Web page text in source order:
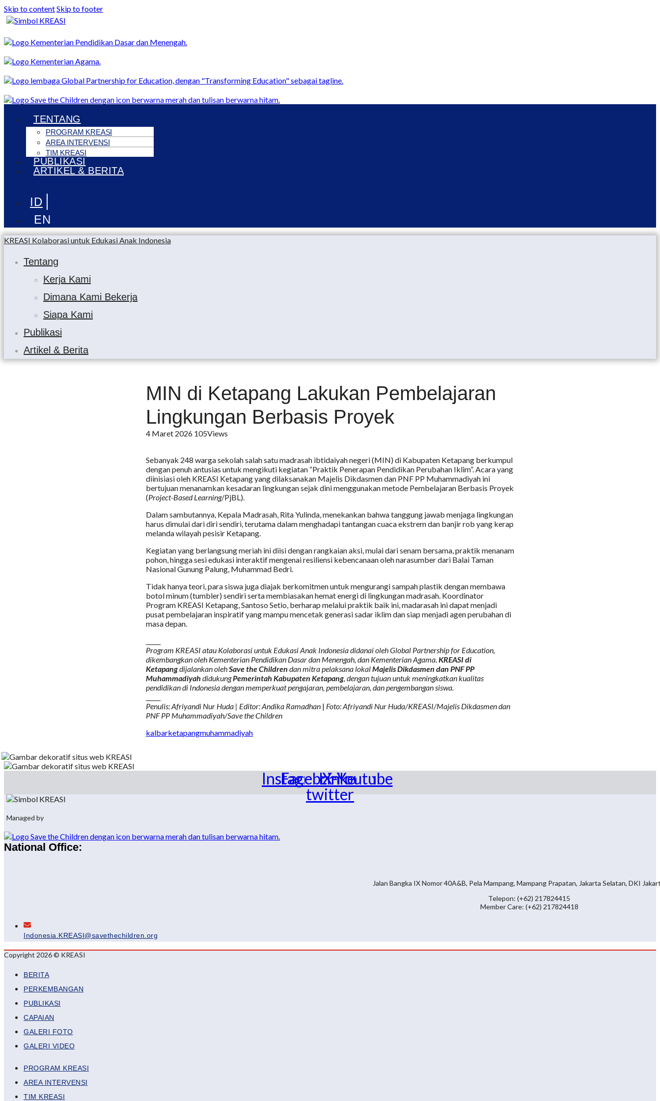
Skip to contentSkip to footer
Menu TENTANG
PROGRAM KREASI
AREA INTERVENSI
TIM KREASI
PUBLIKASI
ARTIKEL & BERITA
KREASI Kolaborasi untuk Edukasi Anak Indonesia
Tentang
Kerja Kami
Dimana Kami Bekerja
Siapa Kami
Publikasi
Artikel & Berita
MIN di Ketapang Lakukan Pembelajaran
Lingkungan Berbasis Proyek
4 Maret 2026 105Views
Sebanyak 248 warga sekolah salah satu madrasah ibtidaiyah negeri (MIN) di Kabupaten Ketapang berkumpul
dengan penuh antusias untuk mengikuti kegiatan “Praktik Penerapan Pendidikan Perubahan Iklim”. Acara yang
diinisiasi oleh KREASI Ketapang yang dilaksanakan Majelis Dikdasmen dan PNF PP Muhammadiyah ini
bertujuan menanamkan kesadaran lingkungan sejak dini menggunakan metode Pembelajaran Berbasis Proyek
(Project-Based Learning/PjBL).
Dalam sambutannya, Kepala Madrasah, Rita Yulinda, menekankan bahwa tanggung jawab menjaga lingkungan
harus dimulai dari diri sendiri, terutama dalam menghadapi tantangan cuaca ekstrem dan banjir rob yang kerap
melanda wilayah pesisir Ketapang.
Kegiatan yang berlangsung meriah ini diisi dengan rangkaian aksi, mulai dari senam bersama, praktik menanam
pohon, hingga sesi edukasi interaktif mengenai resiliensi kebencanaan oleh narasumber dari Balai Taman
Nasional Gunung Palung, Muhammad Bedri.
Tidak hanya teori, para siswa juga diajak berkomitmen untuk mengurangi sampah plastik dengan membawa
botol minum (tumbler) sendiri serta membiasakan hemat energi di lingkungan madrasah. Koordinator
Program KREASI Ketapang, Santoso Setio, berharap melalui praktik baik ini, madarasah ini dapat menjadi
pusat pembelajaran inspiratif yang mampu mencetak generasi sadar iklim dan siap menjadi agen perubahan di
masa depan.
Program KREASI atau Kolaborasi untuk Edukasi Anak Indonesia didanai oleh Global Partnership for Education,
dikembangkan oleh Kementerian Pendidikan Dasar dan Menengah, dan Kementerian Agama.KREASI di
Ketapangdijalankan olehSave the Children dan mitra pelaksana lokalMajelis Dikdasmen dan PNF PP
Muhammadiyah didukungPemerintah Kabupaten Ketapang, dengan tujuan untuk meningkatkan kualitas
pendidikan di Indonesia dengan memperkuat pengajaran, pembelajaran, dan pengembangan siswa.
Penulis: Afriyandi Nur Huda | Editor: Andika Ramadhan | Foto: Afriyandi Nur Huda/KREASI/Majelis Dikdasmen dan
PNF PP Muhammadiyah/Save the Children
kalbarketapangmuhammadiyah
Instagram
Facebook
X-
twitter
Linkedin
Youtube
Managed by
National Office:
Jalan Bangka IX Nomor 40A&B, Pela Mampang, Mampang Prapatan, Jakarta Selatan, DKI
Telepon: (+62) 217824415
Member Care: (+62) 217824418
Indonesia.KREASI@savethechildren.org
Copyright 2026 © KREASI
BERITA
PERKEMBANGAN
PUBLIKASI
CAPAIAN
GALERI FOTO
GALERI VIDEO
PROGRAM KREASI
AREA INTERVENSI
TIM KREASI